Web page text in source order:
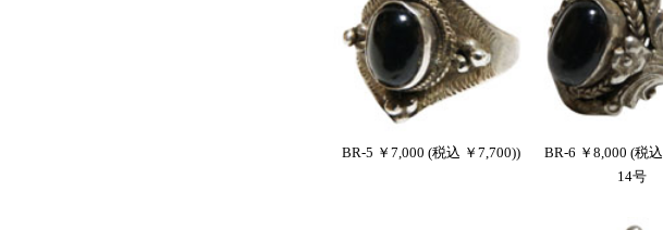
BR-5 ￥7,000 (税込 ￥7,700)) BR-6 ￥8,000 (税
14号